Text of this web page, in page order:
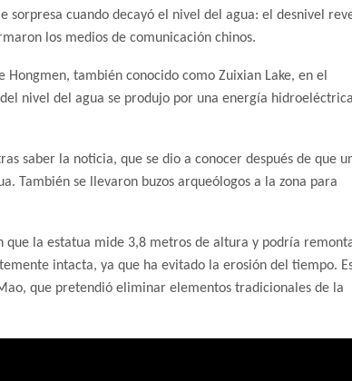
sorpresa cuando decayó el nivel del agua: el desnivel
los medios de comunicación chinos.
también conocido como Zuixian Lake, en el
nivel del agua se produjo por una energía
saber la noticia, que se dio a conocer después de que
También se llevaron buzos arqueólogos a la zona para
que la estatua mide 3,8 metros de altura y podría
intacta, ya que ha evitado la erosión del tiempo.
que pretendió eliminar elementos tradicionales de la